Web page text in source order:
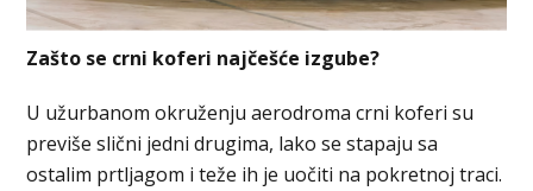
Zašto se crni koferi najčešće izgube?
U užurbanom okruženju aerodroma crni koferi su
previše slični jedni drugima, lako se stapaju sa
ostalim prtljagom i teže ih je uočiti na pokretnoj traci.